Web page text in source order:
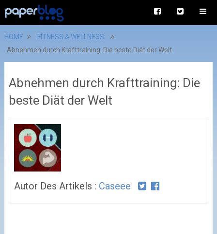
HOME
FITNESS & WELLNESS
Abnehmen durch Krafttraining: Die beste Diät der Welt
Abnehmen durch Krafttraining: Die
beste Diät der Welt
Autor Des Artikels : Caseee